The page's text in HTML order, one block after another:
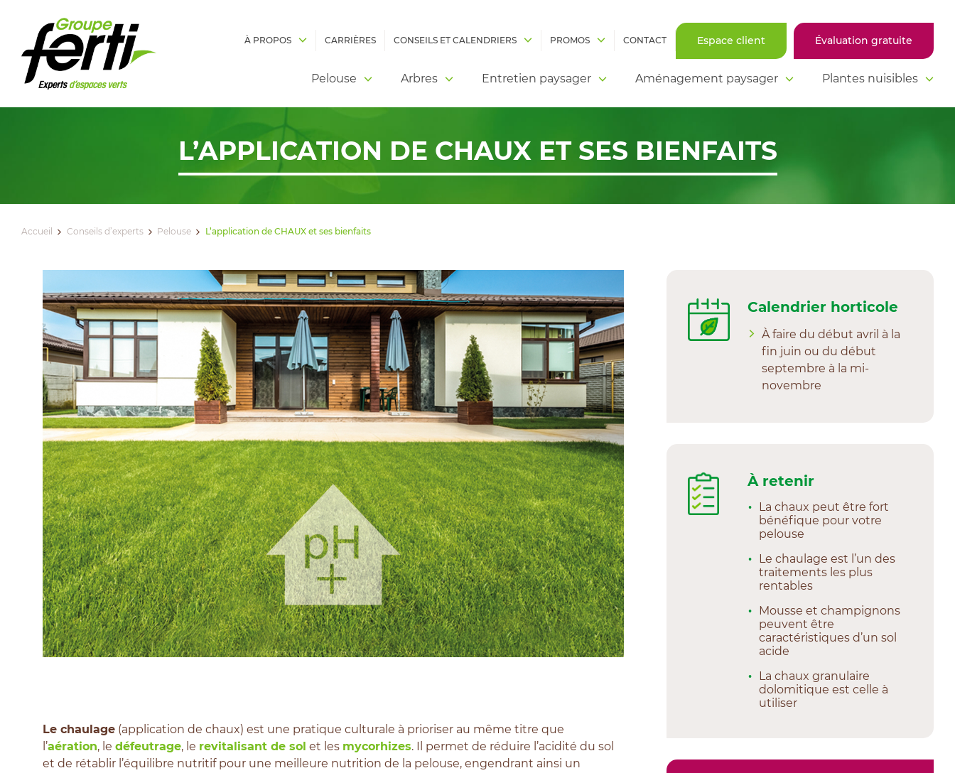
À PROPOS CARRIÈRES CONSEILS ET CALENDRIERS PROMOS CONTACT Espace client Évaluation gratuite
Pelouse Arbres Entretien paysager Aménagement paysager Plantes nuisibles
L’APPLICATION DE CHAUX ET SES BIENFAITS
Accueil Conseils d’experts Pelouse L’application de CHAUX et ses bienfaits
Le chaulage (application de chaux) est une pratique culturale à prioriser au même titre que
l’aération, le défeutrage, le revitalisant de sol et les mycorhizes. Il permet de réduire l’acidité du sol
et de rétablir l’équilibre nutritif pour une meilleure nutrition de la pelouse, engendrant ainsi un
Calendrier horticole
À faire du début avril à la
fin juin ou du début
septembre à la mi-
novembre
À retenir
La chaux peut être fort
bénéfique pour votre
pelouse
Le chaulage est l’un des
traitements les plus
rentables
Mousse et champignons
peuvent être
caractéristiques d’un sol
acide
La chaux granulaire
dolomitique est celle à
utiliser